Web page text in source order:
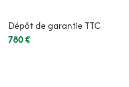
Dépôt de garantie TTC
780 €